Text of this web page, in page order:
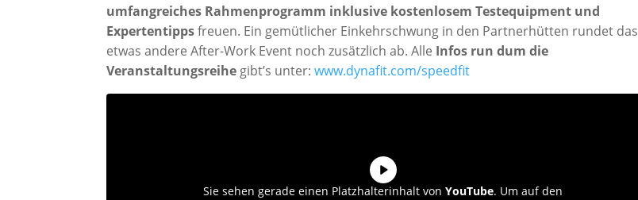
umfangreiches Rahmenprogramm inklusive kostenlosem Testequipment und
Expertentippsfreuen. Ein gemütlicher Einkehrschwung in den Partnerhütten rundet das
etwas andere After-Work Event noch zusätzlich ab. Alle Infos run dum die
Veranstaltungsreihe gibt’s unter:www.dynafit.com/speedfit
Sie sehen gerade einen Platzhalterinhalt vonYouTube. Um auf den